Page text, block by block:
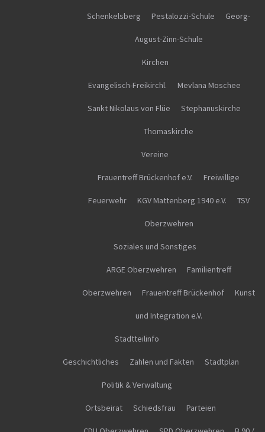
Schenkelsberg Pestalozzi-Schule Georg-
August-Zinn-Schule
Kirchen
Evangelisch-Freikirchl. Mevlana Moschee
Sankt Nikolaus von Flüe Stephanuskirche
Thomaskirche
Vereine
Frauentreff Brückenhof e.V. Freiwillige
Feuerwehr KGV Mattenberg 1940 e.V. TSV
Oberzwehren
Soziales und Sonstiges
ARGE Oberzwehren Familientreff
Oberzwehren Frauentreff Brückenhof Kunst
und Integration e.V.
Stadtteilinfo
Geschichtliches Zahlen und Fakten Stadtplan
Politik & Verwaltung
Ortsbeirat Schiedsfrau Parteien